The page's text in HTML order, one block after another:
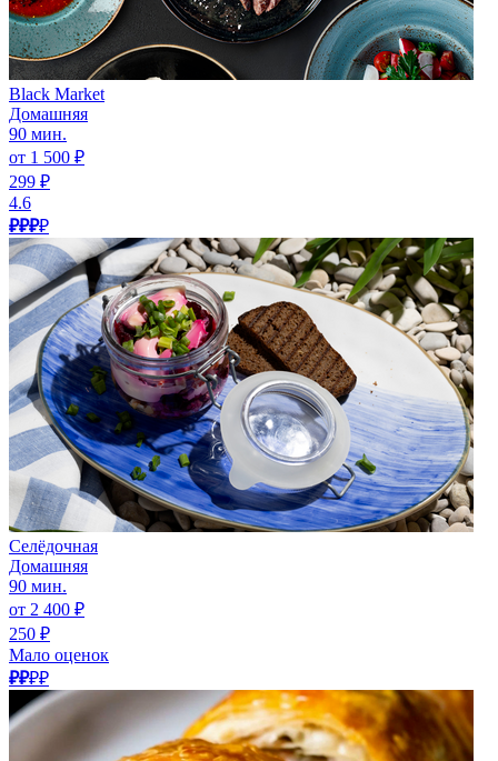
Black Market
Домашняя
90 мин.
от 1 500 ₽
299 ₽
4.6
₽₽₽₽
Селёдочная
Домашняя
90 мин.
от 2 400 ₽
250 ₽
Мало оценок
₽₽₽₽